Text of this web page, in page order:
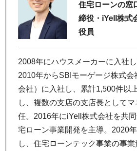
住宅ローンの窓
締役・iYell株式
役員
2008年にハウスメーカーに入社し
2010年からSBIモーゲージ株式会
会社）に入社し、累計1,500件以
し、複数の支店の支店長として
任。2016年にiYell株式会社を共
宅ローン事業開発を主導。2020
し、住宅ローンテック事業の事